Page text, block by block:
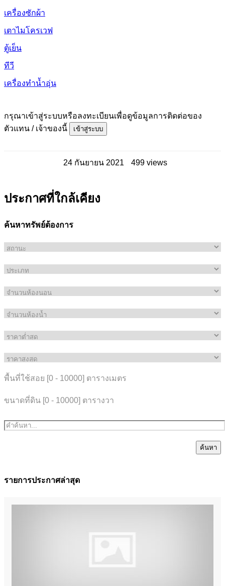
เครื่องซักผ้า
เตาไมโครเวฟ
ตู้เย็น
ทีวี
เครื่องทำน้ำอุ่น
กรุณาเข้าสู่ระบบหรือลงทะเบียนเพื่อดูข้อมูลการติดต่อของ
ตัวแทน / เจ้าของนี้
เข้าสู่ระบบ
24 กันยายน 2021 499 views
ประกาศที่ใกล้เคียง
ค้นหาทรัพย์ต้องการ
พื้นที่ใช้สอย [0 - 10000] ตารางเมตร
ขนาดที่ดิน [0 - 10000] ตารางวา
ค้นหา
รายการประกาศล่าสุด